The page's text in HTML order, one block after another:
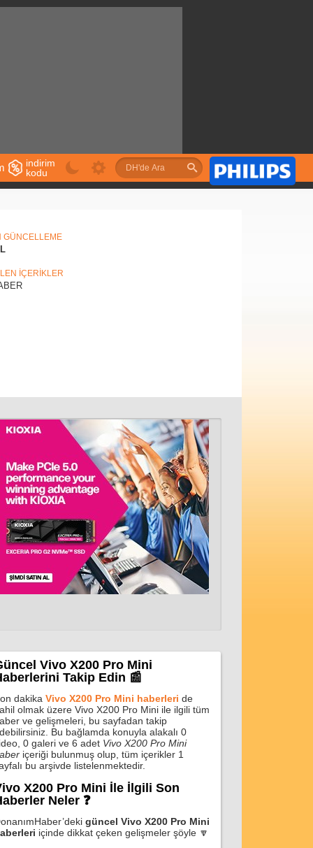
indirim
kodu
GÜNCELLEME
İÇERİKLER
Vivo X200 Pro Mini
Takip Edin 📰
dakika Vivo X200 Pro Mini haberleri de
olmak üzere Vivo X200 Pro Mini ile ilgili tüm
ve gelişmeleri, bu sayfadan takip
Bu bağlamda konuyla alakalı 0
0 galeri ve 6 adet Vivo X200 Pro Mini
içeriği bulunmuş olup, tüm içerikler 1
bu arşivde listelenmektedir.
X200 Pro Mini İle İlgili Son
Neler ❓
güncel Vivo X200 Pro Mini
içinde dikkat çeken gelişmeler şöyle 🔽